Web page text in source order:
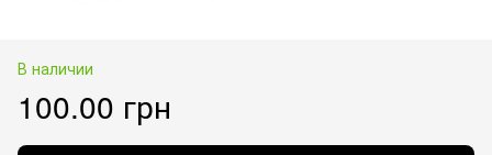
В наличии
100.00 грн